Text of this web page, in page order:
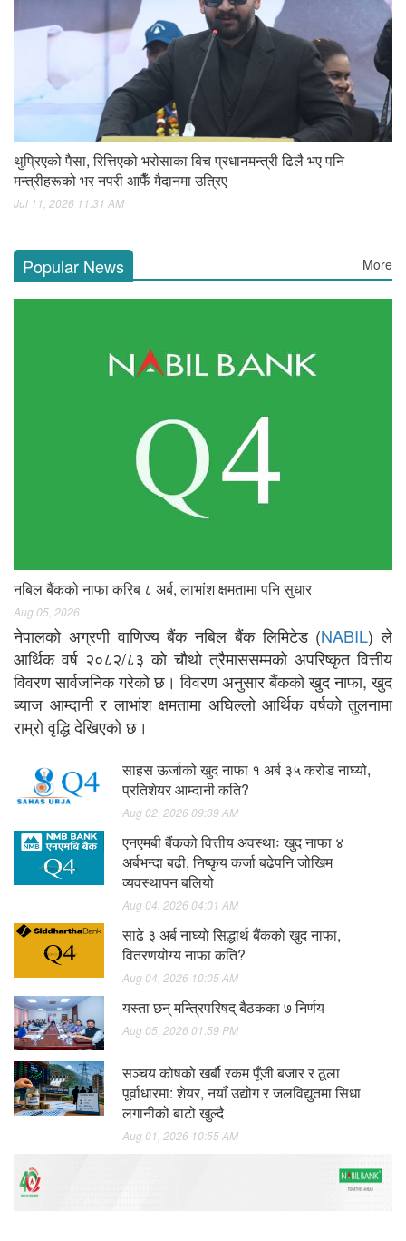
थुप्रिएको पैसा, रित्तिएको भरोसाका बिच प्रधानमन्त्री ढिलै भए पनि
मन्त्रीहरूको भर नपरी आफैँ मैदानमा उत्रिए
Jul 11, 2026 11:31 AM
Popular News More
नबिल बैंकको नाफा करिब ८ अर्ब, लाभांश क्षमतामा पनि सुधार
Aug 05, 2026
नेपालको अग्रणी वाणिज्य बैंक नबिल बैंक लिमिटेड (NABIL) ले
आर्थिक वर्ष २०८२/८३ को चौथो त्रैमाससम्मको अपरिष्कृत वित्तीय
विवरण सार्वजनिक गरेको छ। विवरण अनुसार बैंकको खुद नाफा, खुद
ब्याज आम्दानी र लाभांश क्षमतामा अघिल्लो आर्थिक वर्षको तुलनामा
राम्रो वृद्धि देखिएको छ।
साहस ऊर्जाको खुद नाफा १ अर्ब ३५ करोड नाघ्यो,
प्रतिशेयर आम्दानी कति?
Aug 02, 2026 09:39 AM
एनएमबी बैंकको वित्तीय अवस्थाः खुद नाफा ४
अर्बभन्दा बढी, निष्कृय कर्जा बढेपनि जोखिम
व्यवस्थापन बलियो
Aug 04, 2026 04:01 AM
साढे ३ अर्ब नाघ्यो सिद्धार्थ बैंकको खुद नाफा,
वितरणयोग्य नाफा कति?
Aug 04, 2026 10:05 AM
यस्ता छन् मन्त्रिपरिषद् बैठकका ७ निर्णय
Aug 05, 2026 01:59 PM
सञ्चय कोषको खर्बौ रकम पूँजी बजार र ठूला
पूर्वाधारमा: शेयर, नयाँ उद्योग र जलविद्युतमा सिधा
लगानीको बाटो खुल्दै
Aug 01, 2026 10:55 AM